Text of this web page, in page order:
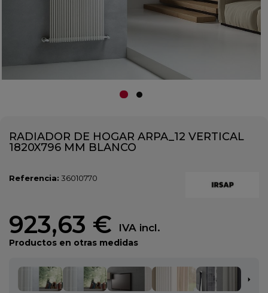
RADIADOR DE HOGAR ARPA_12 VERTICAL
1820X796 MM BLANCO
Referencia: 36010770
923,63 € IVA incl.
Productos en otras medidas